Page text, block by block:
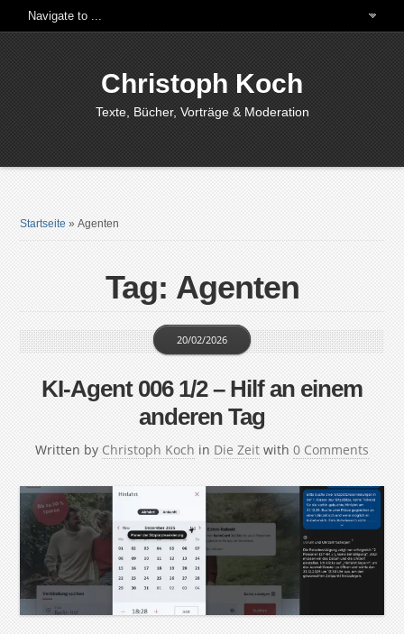
Christoph Koch
Texte, Bücher, Vorträge & Moderation
Startseite »Agenten
Tag: Agenten
KI-Agent 006 1/2 – Hilf an einem
anderen Tag
Written by Christoph Koch
20/02/2026
in Die Zeit with 0 Comments